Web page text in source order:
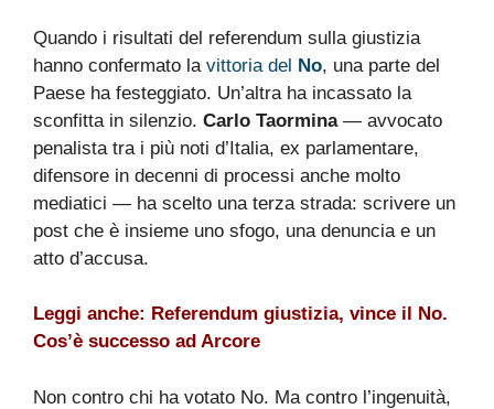
Quando i risultati del referendum sulla giustizia
hanno confermato la vittoria del No, una parte del
Paese ha festeggiato. Un’altra ha incassato la
sconfitta in silenzio. Carlo Taormina— avvocato
penalista tra i più noti d’Italia, ex parlamentare,
difensore in decenni di processi anche molto
mediatici — ha scelto una terza strada: scrivere un
post che è insieme uno sfogo, una denuncia e un
atto d’accusa.
Leggi anche: Referendum giustizia, vince il No.
Cos’è successo ad Arcore
Non contro chi ha votato No. Ma contro l’ingenuità,